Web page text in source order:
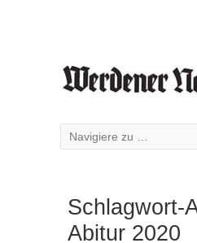
Schlagwort-
Abitur 2020